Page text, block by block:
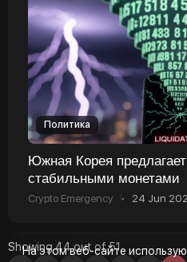
На этом веб-сайте
Политика
Южная Корея
стабильными монетами
Crypto Emergency · 24 Jun
Showing 44 out of 51